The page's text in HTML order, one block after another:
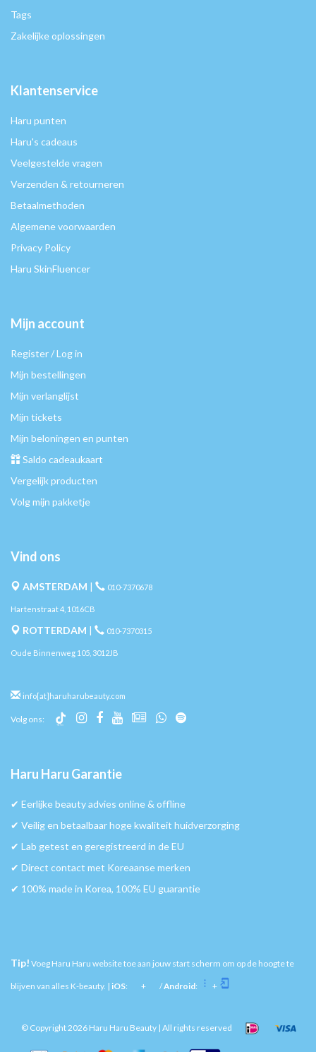
Tags
Zakelijke oplossingen
Klantenservice
Haru punten
Haru's cadeaus
Veelgestelde vragen
Verzenden & retourneren
Betaalmethoden
Algemene voorwaarden
Privacy Policy
Haru SkinFluencer
Mijn account
Register / Log in
Mijn bestellingen
Mijn verlanglijst
Mijn tickets
Mijn beloningen en punten
Saldo cadeaukaart
Vergelijk producten
Volg mijn pakketje
Vind ons
AMSTERDAM | 010-7370678
Hartenstraat 4, 1016CB
ROTTERDAM | 010-7370315
Oude Binnenweg 105, 3012JB
info[at]haruharubeauty.com
Volg ons:
Haru Haru Garantie
✔︎ Eerlijke beauty advies online & offline
✔︎ Veilig en betaalbaar hoge kwaliteit huidverzorging
✔︎ Lab getest en geregistreerd in de EU
✔︎ Direct contact met Koreaanse merken
✔︎ 100% made in Korea, 100% EU guarantie
Tip! Voeg Haru Haru website toe aan jouw start scherm om op de hoogte te
blijven van alles K-beauty. | iOS: + /Android: +
© Copyright 2026 Haru Haru Beauty | All rights reserved